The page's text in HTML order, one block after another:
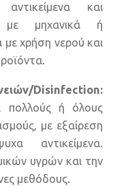
και
με μηχανικά ή
με χρήση νερού και
Disinfection:
πολλούς ή όλους
με εξαίρεση
αντικείμενα.
υγρών και την
μεθόδους.